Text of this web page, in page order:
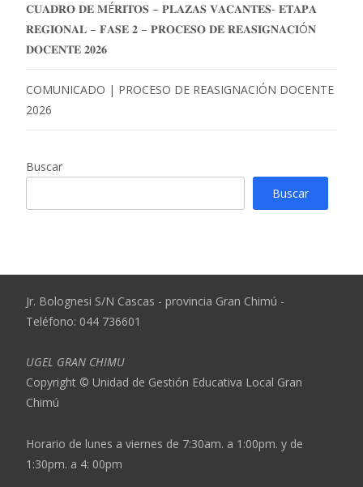
𝐂𝐔𝐀𝐃𝐑𝐎 𝐃𝐄 𝐌É𝐑𝐈𝐓𝐎𝐒 – 𝐏𝐋𝐀𝐙𝐀𝐒 𝐕𝐀𝐂𝐀𝐍𝐓𝐄𝐒- 𝐄𝐓𝐀𝐏𝐀
𝐑𝐄𝐆𝐈𝐎𝐍𝐀𝐋 – 𝐅𝐀𝐒𝐄 𝟐 – 𝐏𝐑𝐎𝐂𝐄𝐒𝐎 𝐃𝐄 𝐑𝐄𝐀𝐒𝐈𝐆𝐍𝐀𝐂𝐈Ó𝐍
𝐃𝐎𝐂𝐄𝐍𝐓𝐄 𝟐𝟎𝟐𝟔
COMUNICADO | PROCESO DE REASIGNACIÓN DOCENTE
2026
Buscar
Buscar
Jr. Bolognesi S/N Cascas - provincia Gran Chimú -
Teléfono: 044 736601
UGEL GRAN CHIMU
Copyright © Unidad de Gestión Educativa Local Gran
Chimú
Horario de lunes a viernes de 7:30am. a 1:00pm. y de
1:30pm. a 4: 00pm